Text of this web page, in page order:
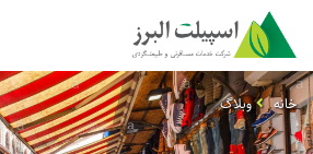
خانه وبلاگ